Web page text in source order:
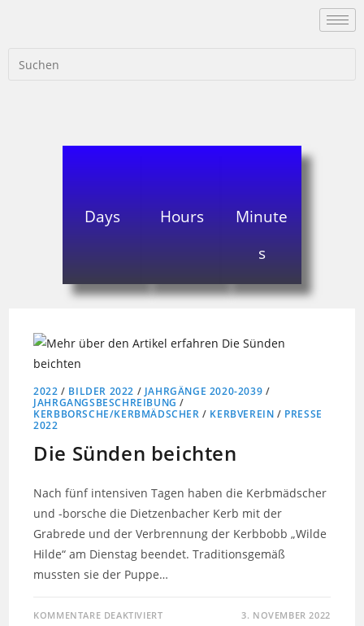
Days Hours
Minute
s
2022 / BILDER 2022 / JAHRGÄNGE 2020-2039 /
JAHRGANGSBESCHREIBUNG /
KERBBORSCHE/KERBMÄDSCHER / KERBVEREIN / PRESSE
2022
Die Sünden beichten
Nach fünf intensiven Tagen haben die Kerbmädscher
und -borsche die Dietzenbacher Kerb mit der
Grabrede und der Verbrennung der Kerbbobb „Wilde
Hilde“ am Dienstag beendet. Traditionsgemäß
mussten sie der Puppe…
KOMMENTARE DEAKTIVIERT 3. NOVEMBER 2022